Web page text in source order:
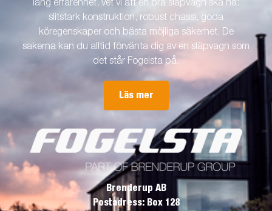
lång erfarenhet, vet vi att en bra släpvagn ska ha:
slitstark konstruktion, robust chassi, goda
köregenskaper och bästa möjliga säkerhet. De
sakerna kan du alltid förvänta dig av en släpvagn som
det står Fogelsta på.
Läs mer
Brenderup AB
Postadress: Box 128